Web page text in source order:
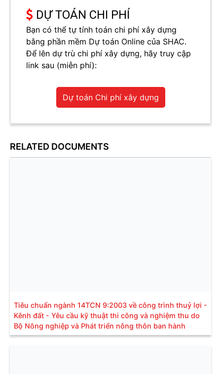
DỰ TOÁN CHI PHÍ
Bạn có thể tự tính toán chi phí xây dựng
bằng phần mềm Dự toán Online của SHAC.
Để lên dự trù chi phí xây dựng, hãy truy cập
link sau (miễn phí):
Dự toán Chi phí xây dựng
RELATED DOCUMENTS
Tiêu chuẩn ngành 14TCN 9:2003 về công trình thuỷ lợi -
Kênh đất - Yêu cầu kỹ thuật thi công và nghiệm thu do
Bộ Nông nghiệp và Phát triển nông thôn ban hành